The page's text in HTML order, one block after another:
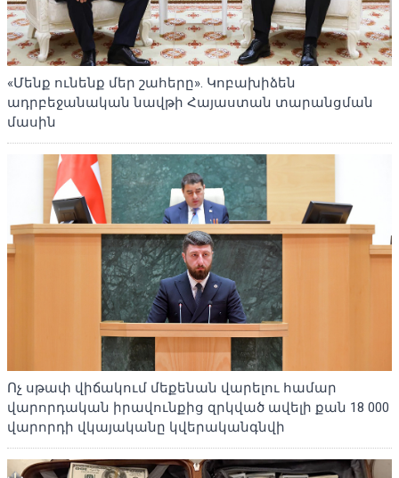
«Մենք ունենք մեր շահերը». Կոբախիձեն
ադրբեջանական նավթի Հայաստան տարանցման
մասին
Ոչ սթափ վիճակում մեքենան վարելու համար
վարորդական իրավունքից զրկված ավելի քան 18 000
վարորդի վկայականը կվերականգնվի